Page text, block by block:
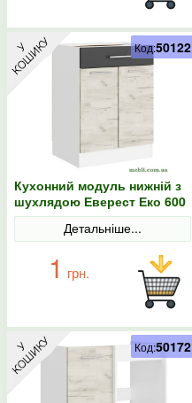
Кухонний модуль нижній з
шухлядою Еверест Еко 600
дуб крафт білий/графіт/
білий 60х46х82
Детальніше...
1 грн.
Код:50122
Код:50172